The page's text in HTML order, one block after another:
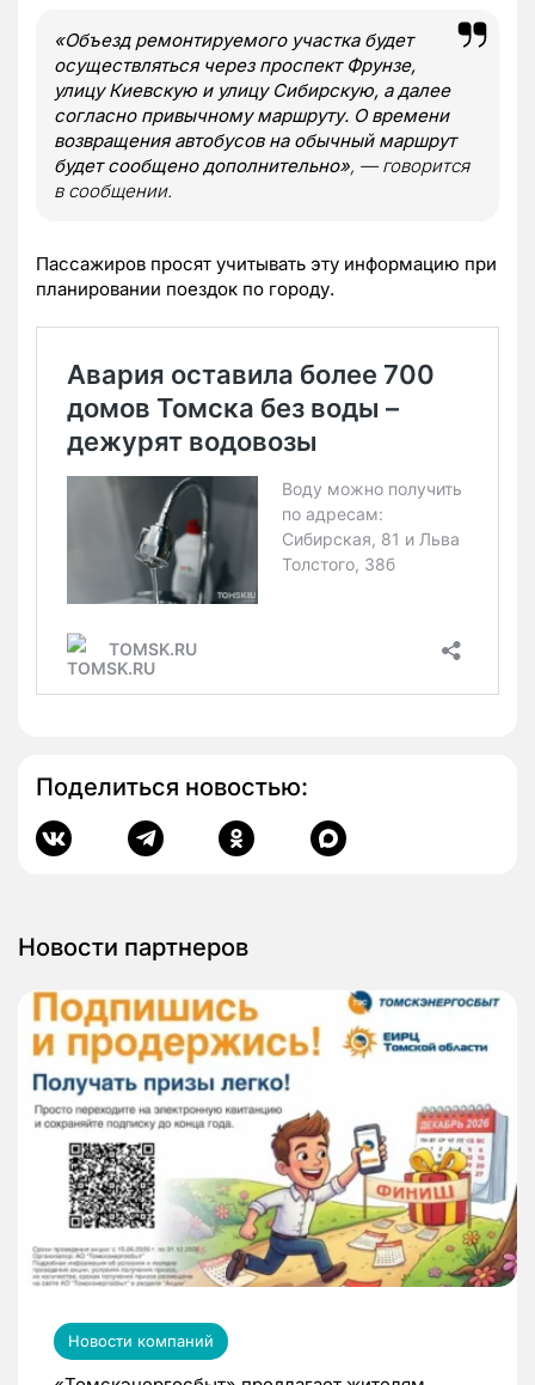
«Объезд ремонтируемого участка будет
осуществляться через проспект Фрунзе,
улицу Киевскую и улицу Сибирскую, а далее
согласно привычному маршруту. О времени
возвращения автобусов на обычный маршрут
будет сообщено дополнительно», — говорится
в сообщении.
Пассажиров просят учитывать эту информацию при
планировании поездок по городу.
Поделиться новостью:
Новости партнеров
Новости компаний